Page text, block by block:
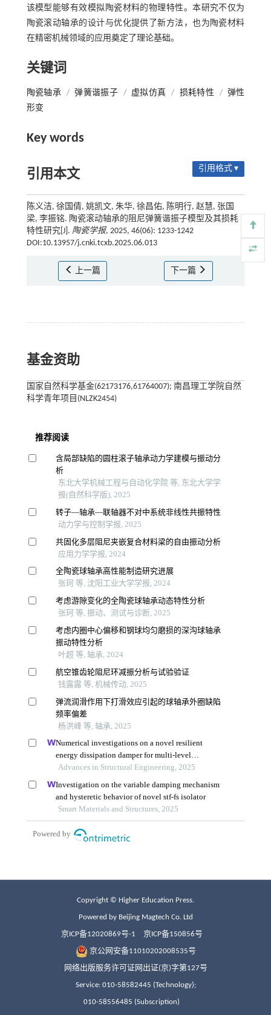
该模型能够有效模拟陶瓷材料的物理特性。本研究不仅为
陶瓷滚动轴承的设计与优化提供了新方法，也为陶瓷材料
在精密机械领域的应用奠定了理论基础。
关键词
陶瓷轴承 / 弹簧谐振子 / 虚拟仿真 / 损耗特性 / 弹性
形变
Key words
引用本文 引用格式 ▾
陈义洁, 徐国倩, 姚凯文, 朱华, 徐昌佑, 陈明行, 赵慧, 张国
梁, 李振铭. 陶瓷滚动轴承的阻尼弹簧谐振子模型及其损耗
特性研究[J]. 陶瓷学报, 2025, 46(06): 1233-1242
DOI:10.13957/j.cnki.tcxb.2025.06.013
上一篇 下一篇
基金资助
国家自然科学基金(62173176,61764007); 南昌理工学院自然
科学青年项目(NLZK2454)
Copyright © Higher Education Press.
Powered by Beijing Magtech Co. Ltd
京ICP备12020869号-1 京ICP备150856号
京公网安备11010202008535号
网络出版服务许可证网出证(京)字第127号
Service: 010-58582445 (Technology);
010-58556485 (Subscription)